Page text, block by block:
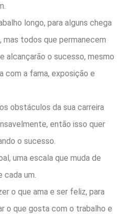
longo, para alguns chega
mas todos que permanecem
alcançarão o sucesso, mesmo
com a fama, exposição e
obstáculos da sua carreira
então isso quer
o sucesso.
uma escala que muda de
um.
o que ama e ser feliz, para
o que gosta com o trabalho e